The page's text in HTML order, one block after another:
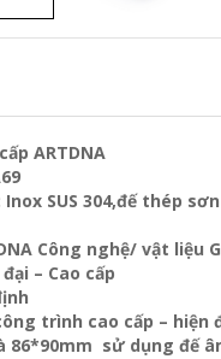
ARTDNA
SUS 304,đế thép
Công nghệ/ vật liệu
– Cao cấp
trình cao cấp – hiện
86*90mm sử dụng đế